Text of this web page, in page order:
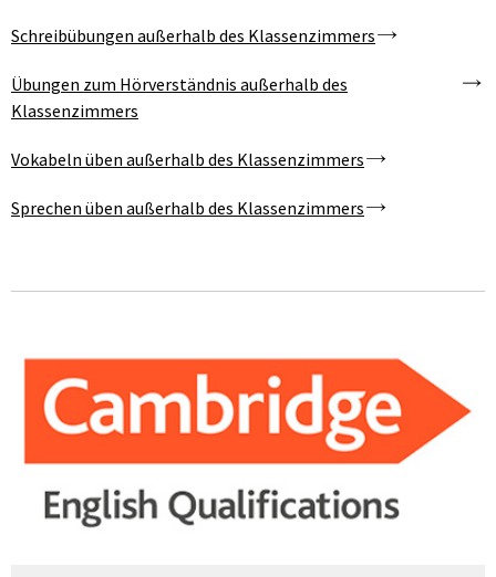
Schreibübungen außerhalb des Klassenzimmers
Übungen zum Hörverständnis außerhalb des
Klassenzimmers
Vokabeln üben außerhalb des Klassenzimmers
Sprechen üben außerhalb des Klassenzimmers